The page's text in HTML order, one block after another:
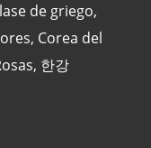
de griego,
, Corea del
, 한강